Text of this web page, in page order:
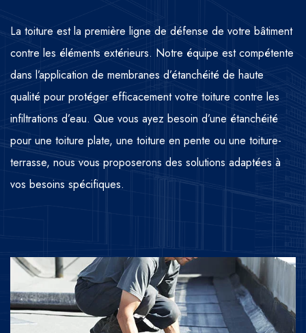
La toiture est la première ligne de défense de votre bâtiment
contre les éléments extérieurs. Notre équipe est compétente
dans l’application de membranes d’étanchéité de haute
qualité pour protéger efficacement votre toiture contre les
infiltrations d’eau. Que vous ayez besoin d’une étanchéité
pour une toiture plate, une toiture en pente ou une toiture-
terrasse, nous vous proposerons des solutions adaptées à
vos besoins spécifiques.